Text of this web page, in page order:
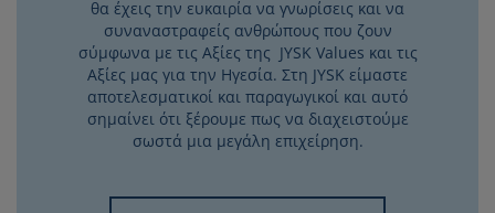
θα έχεις την ευκαιρία να γνωρίσεις και να
συναναστραφείς ανθρώπους που ζουν
σύμφωνα με τις Αξίες της JYSK Values και τις
Αξίες μας για την Ηγεσία. Στη JYSK είμαστε
αποτελεσματικοί και παραγωγικοί και αυτό
σημαίνει ότι ξέρουμε πως να διαχειστούμε
σωστά μια μεγάλη επιχείρηση.